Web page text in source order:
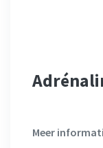
Meer